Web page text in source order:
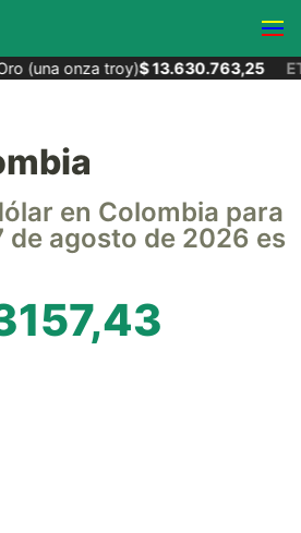
(una onza troy)$ 13.630.763,25
en Colombia para
de agosto de 2026 es